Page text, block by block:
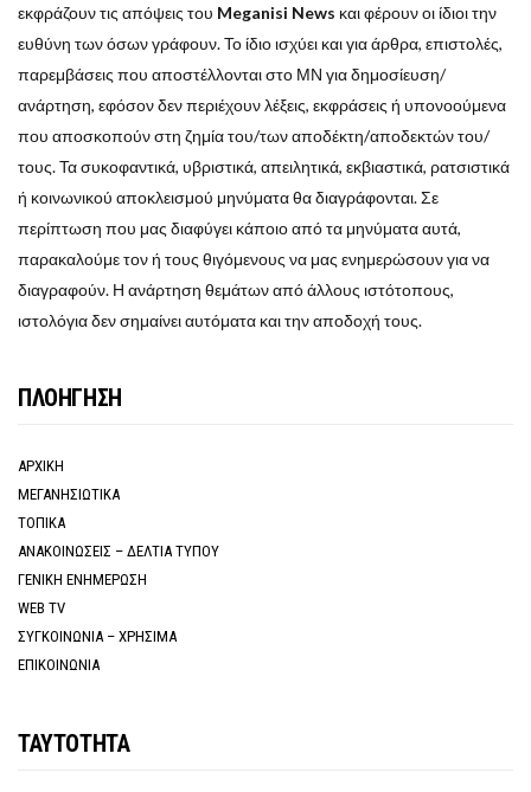
εκφράζουν τις απόψεις του Meganisi News και φέρουν οι ίδιοι την
ευθύνη των όσων γράφουν. Το ίδιο ισχύει και για άρθρα, επιστολές,
παρεμβάσεις που αποστέλλονται στο ΜΝ για δημοσίευση/
ανάρτηση, εφόσον δεν περιέχουν λέξεις, εκφράσεις ή υπονοούμενα
που αποσκοπούν στη ζημία του/των αποδέκτη/αποδεκτών του/
τους. Τα συκοφαντικά, υβριστικά, απειλητικά, εκβιαστικά, ρατσιστικά
ή κοινωνικού αποκλεισμού μηνύματα θα διαγράφονται. Σε
περίπτωση που μας διαφύγει κάποιο από τα μηνύματα αυτά,
παρακαλούμε τον ή τους θιγόμενους να μας ενημερώσουν για να
διαγραφούν. Η ανάρτηση θεμάτων από άλλους ιστότοπους,
ιστολόγια δεν σημαίνει αυτόματα και την αποδοχή τους.
ΠΛΟΗΓΗΣΗ
ΑΡΧΙΚΗ
ΜΕΓΑΝΗΣΙΩΤΙΚΑ
ΤΟΠΙΚΑ
ΑΝΑΚΟΙΝΩΣΕΙΣ – ΔΕΛΤΙΑ ΤΥΠΟΥ
ΓΕΝΙΚΗ ΕΝΗΜΕΡΩΣΗ
WEB TV
ΣΥΓΚΟΙΝΩΝΙΑ – ΧΡΗΣΙΜΑ
ΕΠΙΚΟΙΝΩΝΙΑ
ΤΑΥΤΟΤΗΤΑ